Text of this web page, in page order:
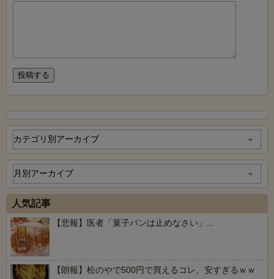
人気記事
【悲報】医者「菓子パンは止めなさい」...
【朗報】松のやで500円で買えるコレ、安すぎるｗｗ